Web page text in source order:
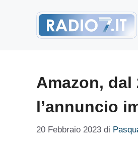
Amazon,
l’annuncio
20 Febbraio 2023 di